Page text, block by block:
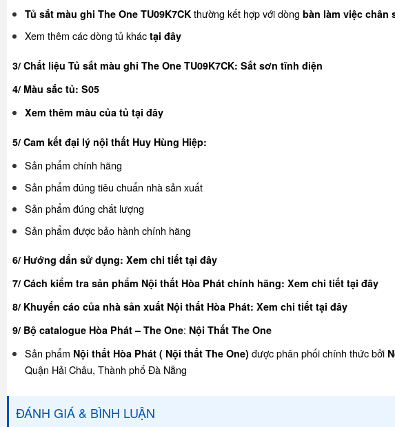
Tủ sắt màu ghi The One TU09K7CKthường kết hợp với dòngbàn làm việc chân
Xem thêm các dòng tủ kháctại đây
3/ Chất liệu Tủ sắt màu ghi The One TU09K7CK: Sắt sơn tĩnh điện
4/ Màu sắc tủ: S05
Xem thêm màu của tủtại đây
5/ Cam kết đại lý nội thất Huy Hùng Hiệp:
Sản phẩm chính hãng
Sản phẩm đúng tiêu chuẩn nhà sản xuất
Sản phẩm đúng chất lượng
Sản phẩm được bảo hành chính hãng
6/ Hướng dẩn sử dụng: Xem chi tiết tại đây
7/ Cách kiểm tra sản phẩm Nội thất Hòa Phát chính hãng: Xem chi tiết tại đây
8/ Khuyến cáo của nhà sản xuất Nội thất Hòa Phát: Xem chi tiết tại đây
9/ Bộ catalogue Hòa Phát – The One: Nội Thất The One
Sản phẩm Nội thất Hòa Phát ( Nội thất The One) được phân phối chính thức bởi
Quận Hải Châu, Thành phố Đà Nẵng
ĐÁNH GIÁ & BÌNH LUẬN